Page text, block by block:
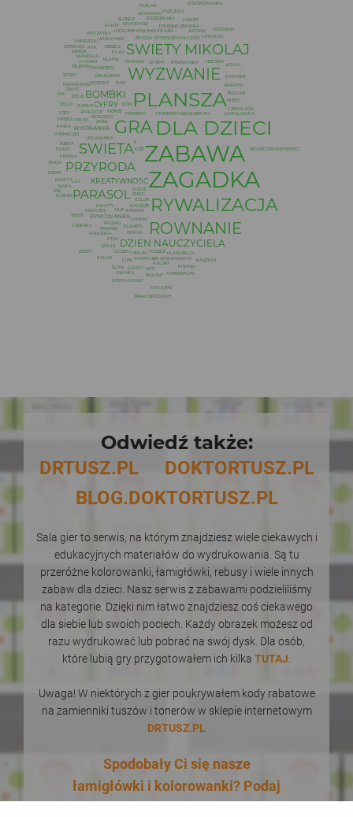
ZABAWA
ZAGADKA
DLA DZIECI
PLANSZA
RYWALIZACJA
GRA
ROWNANIE
WYZWANIE
SWIETA
SWIETY MIKOLAJ
PARASOL
PRZYRODA
DZIEN NAUCZYCIELA
BOMBKI
KREATYWNOSC
CYFRY
RYMOWANKA
WYCINANKA
WAKACJE
DRZEWO
PREZENTY
KOSMOS
PRZYBORY SZKOLNE
RYSOWANKA
MAZAKI
ZABA
JESIENNE UBRANIA
KOLOR
LISCIE
SPOSTRZEGAWCZOSC
BILECIK
DRUKARKA
UKLADANKA
DOM
LAMPKI
TUSZ
MORZE
SNIEG
KALOSZE
OGNISKO
PTAK
KWIATY
LOGICZNE MYSLENIE
KLAPKI
PILKA
ZWIERZETA
RENIFER
OWAD
GWIAZDY
PLAN LEKCJI
PLANETY
BIWAK
CHMURY
DESZCZ
NAKLEJKA
SLOWO
ZJEZDZALNIA
KSIAZKI
PLAZA
KOSZYCZEK WIELKANOCNY
CIEN
WIELKANOC
PIERNICZKI
PACZKI
CHOINKA
CIASTKA
BOCIAN
TECZA
MUR
KAWA
CZEKOLADA
UCZEN
SLONCE
SAMOCHOD
LAS
LATAWIEC
JEZIORO
PISANKI
RAK
PIES
NIEBO
WYSPA
CIASTO
LAMIGLOWKA
SZALIK
WARZYWO
RAKIETA
ZOLW
PALMA
PLECAK
PSZCZOLA
ASTRONAUTA
ANDRZEJKI
EKOLOGIA
KURIER
TELEFON
KOT
BUDA
SPORT
PIECZATKA
ROZWIAZANIE
NAMIOT
KOD
KROWA
LODY
KARTONY
SEGREGOWANIE SMIECI
OWOC
KROPKI
SYMBOL
LEZAK
BALONY
KASZTAN
RZEKA
TEKST
KURA
MANDALA
LUKIER
MAGAZYN
KARTY
MAPA
KOALA
HAMAK
SZYBKOSC
ZESZYT
URODZINY
SWINKA
PUZZLE
ZNAKI DROGOWE
SLOIK
KREDA
KOLOROWANKA
6
556
556
Odwiedź także:
DRTUSZ.PL
DOKTORTUSZ.PL
BLOG.DOKTORTUSZ.PL
Sala gier to serwis, na którym znajdziesz wiele ciekawych i
edukacyjnych materiałów do wydrukowania. Są tu
przeróżne kolorowanki, łamigłówki, rebusy i wiele innych
zabaw dla dzieci. Nasz serwis z zabawami podzieliliśmy
na kategorie. Dzięki nim łatwo znajdziesz coś ciekawego
dla siebie lub swoich pociech. Każdy obrazek możesz od
razu wydrukować lub pobrać na swój dysk. Dla osób,
które lubią gry przygotowałem ich kilka TUTAJ
Uwaga! W niektórych z gier poukrywałem kody rabatowe
na zamienniki tuszów i tonerów w sklepie internetowym
DRTUSZ.PL
Spodobały Ci się nasze
łamigłówki i kolorowanki? Podaj